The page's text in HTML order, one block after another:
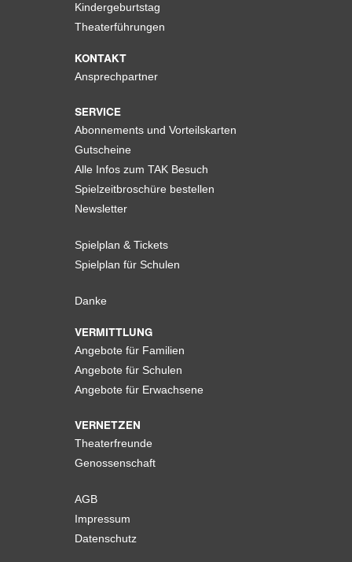
Kindergeburtstag
Theaterführungen
KONTAKT
Ansprechpartner
SERVICE
Abonnements und Vorteilskarten
Gutscheine
Alle Infos zum TAK Besuch
Spielzeitbroschüre bestellen
Newsletter
Spielplan & Tickets
Spielplan für Schulen
Danke
VERMITTLUNG
Angebote für Familien
Angebote für Schulen
Angebote für Erwachsene
VERNETZEN
Theaterfreunde
Genossenschaft
AGB
Impressum
Datenschutz